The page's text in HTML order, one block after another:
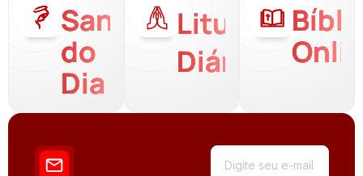
Santo
do
Dia
Liturgia
Diária